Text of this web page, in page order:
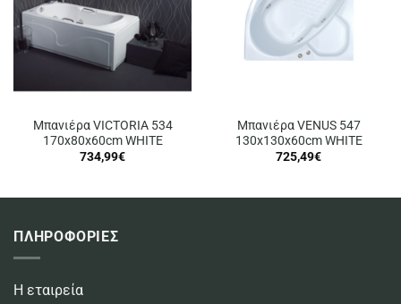
Μπανιέρα VICTORIA 534
170x80x60cm WHITE
734,99€
Μπανιέρα VENUS 547
130x130x60cm WHITE
725,49€
ΠΛΗΡΟΦΟΡΙΕΣ
Η εταιρεία